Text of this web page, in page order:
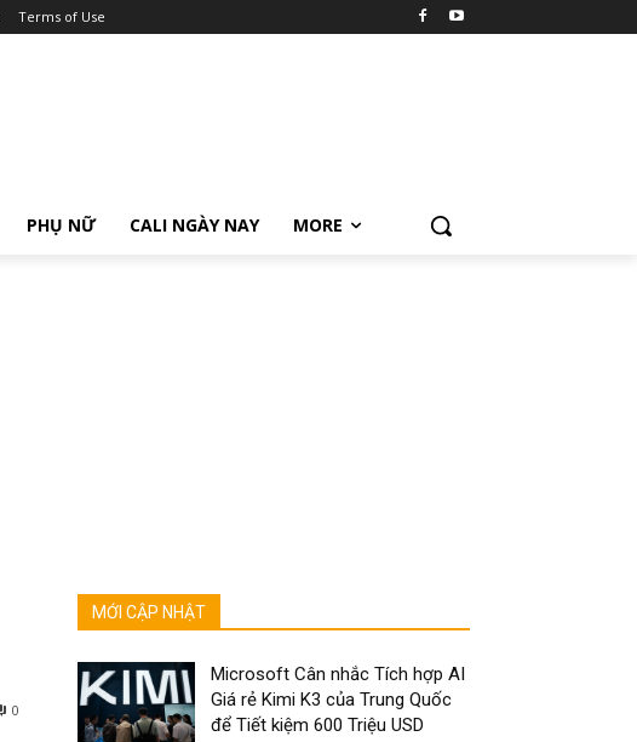
Terms of Use
PHỤ NỮ CALI NGÀY NAY MORE
0
MỚI CẬP NHẬT
Microsoft Cân nhắc Tích hợp AI
Giá rẻ Kimi K3 của Trung Quốc
để Tiết kiệm 600 Triệu USD